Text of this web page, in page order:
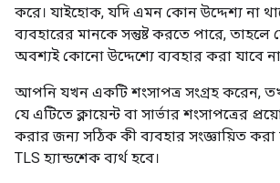
করে। যাইহোক, যদি এমন কোন উদ্দেশ্য না
ব্যবহারের মানকে সন্তুষ্ট করতে পারে, তাহলে
অবশ্যই কোনো উদ্দেশ্যে ব্যবহার করা যাবে
আপনি যখন একটি শংসাপত্র সংগ্রহ করেন,
যে এটিতে ক্লায়েন্ট বা সার্ভার শংসাপত্রের
করার জন্য সঠিক কী ব্যবহার সংজ্ঞায়িত করা
TLS হ্যান্ডশেক ব্যর্থ হবে।